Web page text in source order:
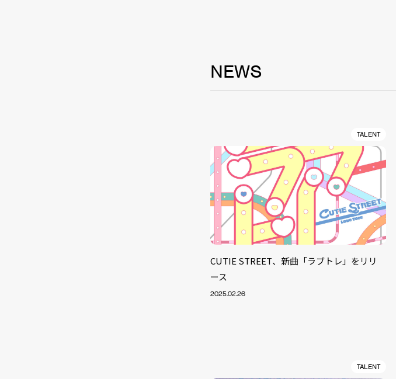
NEWS
TALENT
CUTIE STREET、新曲「ラブトレ」をリリ
ース
2025.02.26
TALENT